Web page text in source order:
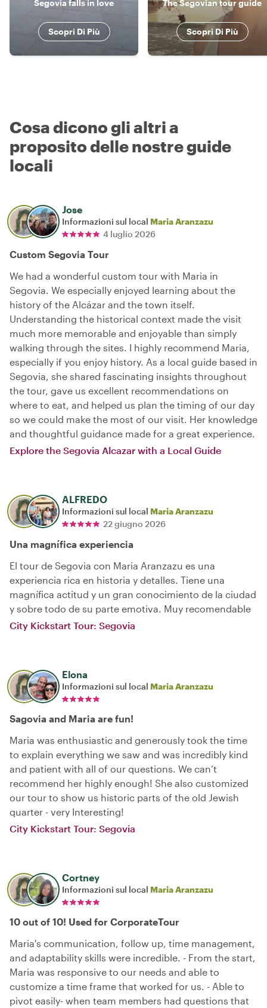
Segovia falls in love
Scopri Di Più
The Segovian tour guide
Scopri Di Più
Cosa dicono gli altri a
proposito delle nostre guide
locali
Jose
Informazioni sul local Maria Aranzazu
4 luglio 2026
Custom Segovia Tour
We had a wonderful custom tour with Maria in
Segovia. We especially enjoyed learning about the
history of the Alcázar and the town itself.
Understanding the historical context made the visit
much more memorable and enjoyable than simply
walking through the sites. I highly recommend Maria,
especially if you enjoy history. As a local guide based in
Segovia, she shared fascinating insights throughout
the tour, gave us excellent recommendations on
where to eat, and helped us plan the timing of our day
so we could make the most of our visit. Her knowledge
and thoughtful guidance made for a great experience.
Explore the Segovia Alcazar with a Local Guide
ALFREDO
Informazioni sul local Maria Aranzazu
22 giugno 2026
Una magnífica experiencia
El tour de Segovia con Maria Aranzazu es una
experiencia rica en historia y detalles. Tiene una
magnífica actitud y un gran conocimiento de la ciudad
y sobre todo de su parte emotiva. Muy recomendable
City Kickstart Tour: Segovia
Elona
Informazioni sul local Maria Aranzazu
Sagovia and Maria are fun!
Maria was enthusiastic and generously took the time
to explain everything we saw and was incredibly kind
and patient with all of our questions. We can’t
recommend her highly enough! She also customized
our tour to show us historic parts of the old Jewish
quarter - very Interesting!
City Kickstart Tour: Segovia
Cortney
Informazioni sul local Maria Aranzazu
10 out of 10! Used for CorporateTour
Maria's communication, follow up, time management,
and adaptability skills were incredible. - From the start,
Maria was responsive to our needs and able to
customize a time frame that worked for us. - Able to
pivot easily- when team members had questions that